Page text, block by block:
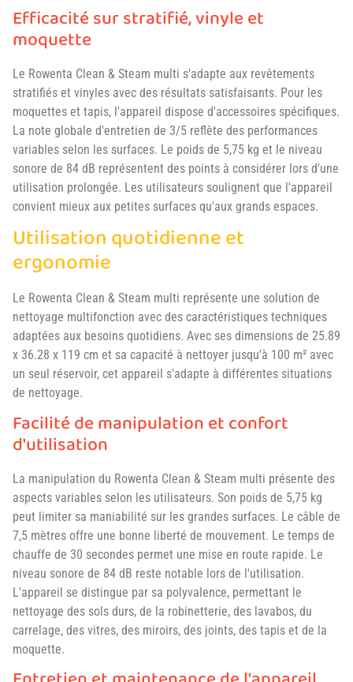
Efficacité sur stratifié, vinyle et
moquette
Le Rowenta Clean & Steam multi s'adapte aux revêtements
stratifiés et vinyles avec des résultats satisfaisants. Pour les
moquettes et tapis, l'appareil dispose d'accessoires spécifiques.
La note globale d'entretien de 3/5 reflète des performances
variables selon les surfaces. Le poids de 5,75 kg et le niveau
sonore de 84 dB représentent des points à considérer lors d'une
utilisation prolongée. Les utilisateurs soulignent que l'appareil
convient mieux aux petites surfaces qu'aux grands espaces.
Utilisation quotidienne et
ergonomie
Le Rowenta Clean & Steam multi représente une solution de
nettoyage multifonction avec des caractéristiques techniques
adaptées aux besoins quotidiens. Avec ses dimensions de 25.89
x 36.28 x 119 cm et sa capacité à nettoyer jusqu'à 100 m² avec
un seul réservoir, cet appareil s'adapte à différentes situations
de nettoyage.
Facilité de manipulation et confort
d'utilisation
La manipulation du Rowenta Clean & Steam multi présente des
aspects variables selon les utilisateurs. Son poids de 5,75 kg
peut limiter sa maniabilité sur les grandes surfaces. Le câble de
7,5 mètres offre une bonne liberté de mouvement. Le temps de
chauffe de 30 secondes permet une mise en route rapide. Le
niveau sonore de 84 dB reste notable lors de l'utilisation.
L'appareil se distingue par sa polyvalence, permettant le
nettoyage des sols durs, de la robinetterie, des lavabos, du
carrelage, des vitres, des miroirs, des joints, des tapis et de la
moquette.